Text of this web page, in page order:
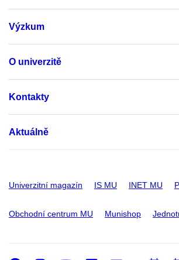
Výzkum
O univerzitě
Kontakty
Aktuálně
Univerzitní magazín IS MU INET MU
Obchodní centrum MU Munishop